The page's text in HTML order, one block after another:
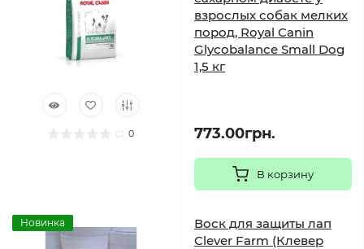
0
взрослых собак мелких
пород, Royal Canin
Glycobalance Small Dog
1,5 кг
773.00грн.
В корзину
Новинка
Воск для защиты лап
Clever Farm (Клевер